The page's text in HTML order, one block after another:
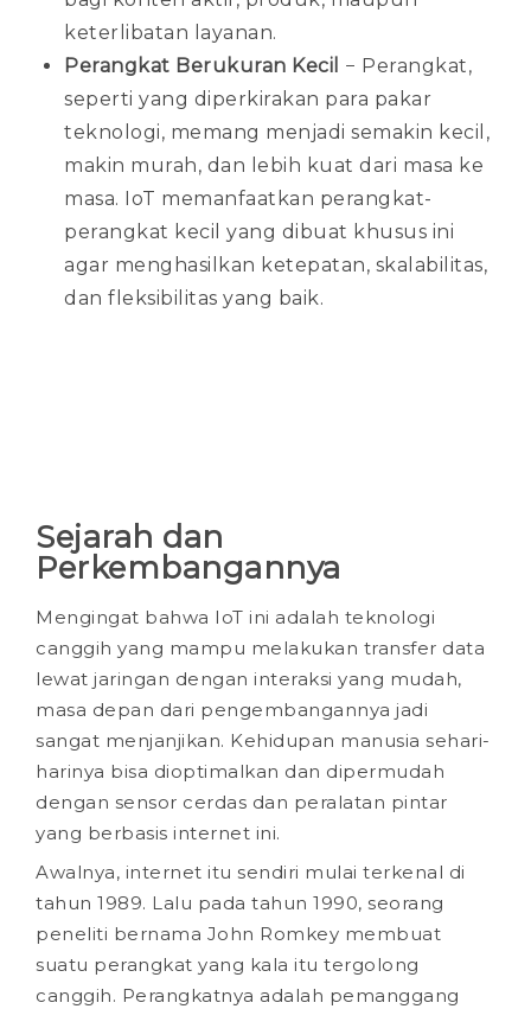
keterlibatan layanan.
Perangkat Berukuran Kecil − Perangkat,
seperti yang diperkirakan para pakar
teknologi, memang menjadi semakin kecil,
makin murah, dan lebih kuat dari masa ke
masa. IoT memanfaatkan perangkat-
perangkat kecil yang dibuat khusus ini
agar menghasilkan ketepatan, skalabilitas,
dan fleksibilitas yang baik.
Sejarah dan
Perkembangannya
Mengingat bahwa IoT ini adalah teknologi
canggih yang mampu melakukan transfer data
lewat jaringan dengan interaksi yang mudah,
masa depan dari pengembangannya jadi
sangat menjanjikan. Kehidupan manusia sehari-
harinya bisa dioptimalkan dan dipermudah
dengan sensor cerdas dan peralatan pintar
yang berbasis internet ini.
Awalnya, internet itu sendiri mulai terkenal di
tahun 1989. Lalu pada tahun 1990, seorang
peneliti bernama John Romkey membuat
suatu perangkat yang kala itu tergolong
canggih. Perangkatnya adalah pemanggang